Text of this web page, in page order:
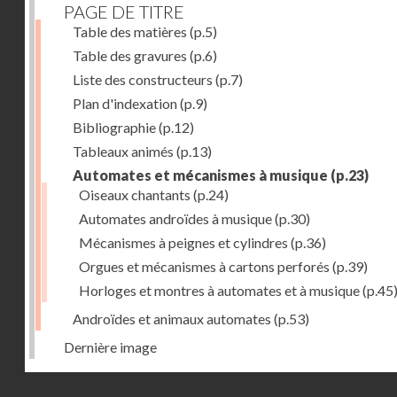
PAGE DE TITRE
Table des matières (p.5)
Table des gravures (p.6)
Liste des constructeurs (p.7)
Plan d'indexation(p.9)
Bibliographie(p.12)
Tableaux animés (p.13)
Automates et mécanismes à musique (p.23)
Oiseaux chantants (p.24)
Automates androïdes à musique(p.30)
Mécanismes à peignes et cylindres (p.36)
Orgues et mécanismes à cartons perforés (p.39)
Horloges et montres à automates et à musique(p.45)
Androïdes et animaux automates (p.53)
Dernière image